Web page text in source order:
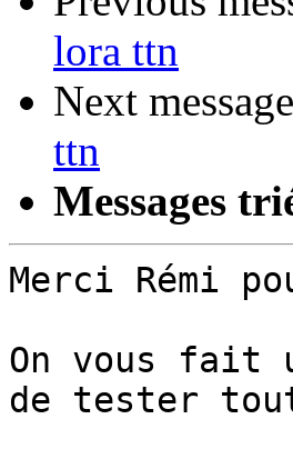
lora ttn
Next
ttn
Messages
Merci Rémi
On vous fait
de tester